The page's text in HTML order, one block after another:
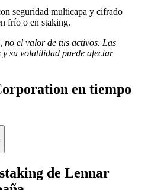
seguridad multicapa y cifrado
frío o en staking.
no el valor de tus activos. Las
su volatilidad puede afectar
en tiempo
de Lennar